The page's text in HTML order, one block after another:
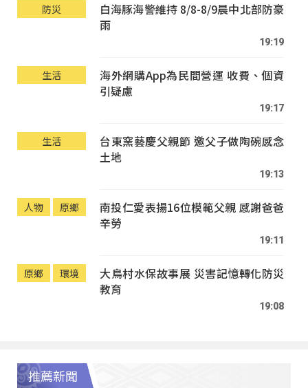
防災
白海豚海警維持 8/8-8/9晨中北部防豪
雨
19:19
生活
海外網購App為民間營運 收費、個資
引疑慮
19:17
生活
台東窯藝慶父親節 邀父子做陶碗感念
土地
19:13
人物 原鄉
南投仁愛表揚16位模範父親 感謝爸爸
辛勞
19:11
原鄉 環境
大鳥村水保故事展 災害記憶轉化防災
教育
19:08
推薦新聞